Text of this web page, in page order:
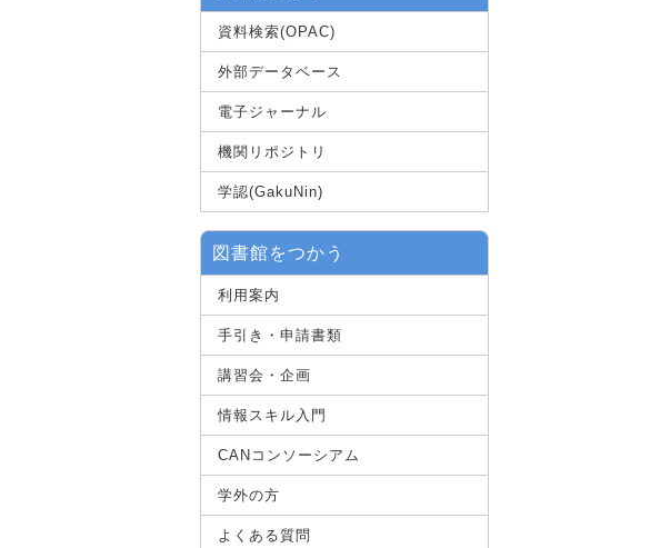
資料検索(OPAC)
外部データベース
電子ジャーナル
機関リポジトリ
学認(GakuNin)
図書館をつかう
利用案内
手引き・申請書類
講習会・企画
情報スキル入門
CANコンソーシアム
学外の方
よくある質問